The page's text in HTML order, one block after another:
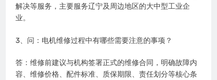
解决等服务，主要服务辽宁及周边地区的大中型工业企
业。
3、问：电机维修过程中有哪些需要注意的事项？
答：维修前建议与机构签署正式的维修合同，明确故障内
容、维修价格、配件标准、质保期限、责任划分等核心条